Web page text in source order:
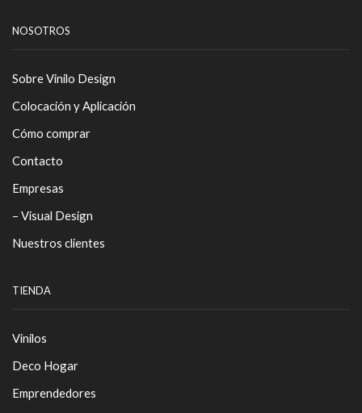
NOSOTROS
Sobre Vinilo Design
Colocación y Aplicación
Cómo comprar
Contacto
Empresas
– Visual Design
Nuestros clientes
TIENDA
Vinilos
Deco Hogar
Emprendedores